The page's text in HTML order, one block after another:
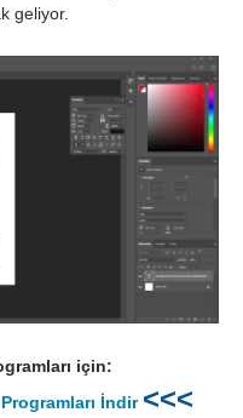
geliyor.
için:
İndir <<<